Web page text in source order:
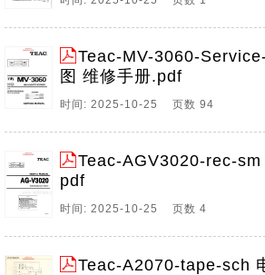
Teac-MV-3060-
图 维修手册.pdf
时间: 2025-10-25 页数 94
Teac-AGV3020-rec-sm
pdf
时间: 2025-10-25 页数 4
Teac-A2070-tape-sch